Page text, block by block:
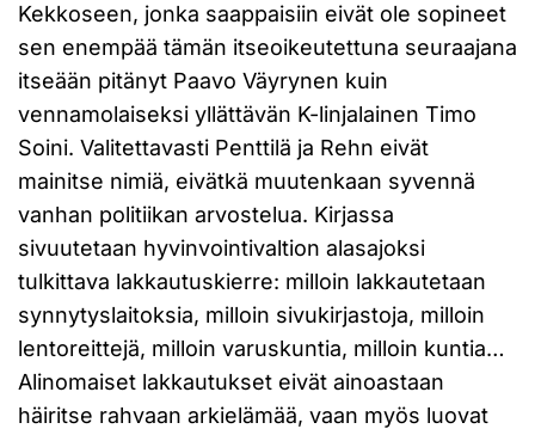
Kekkoseen, jonka saappaisiin eivät ole sopineet
sen enempää tämän itseoikeutettuna seuraajana
itseään pitänyt Paavo Väyrynen kuin
vennamolaiseksi yllättävän K-linjalainen Timo
Soini. Valitettavasti Penttilä ja Rehn eivät
mainitse nimiä, eivätkä muutenkaan syvennä
vanhan politiikan arvostelua. Kirjassa
sivuutetaan hyvinvointivaltion alasajoksi
tulkittava lakkautuskierre: milloin lakkautetaan
synnytyslaitoksia, milloin sivukirjastoja, milloin
lentoreittejä, milloin varuskuntia, milloin kuntia…
Alinomaiset lakkautukset eivät ainoastaan
häiritse rahvaan arkielämää, vaan myös luovat